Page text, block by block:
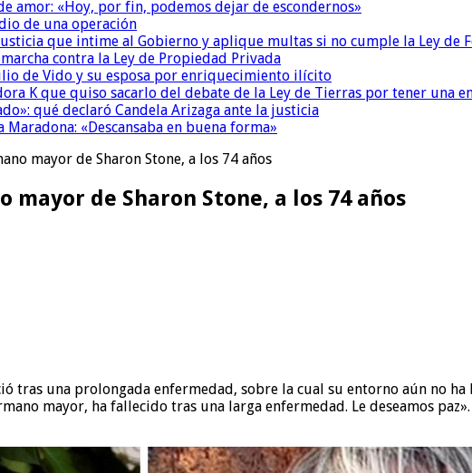
amor: «Hoy, por fin, podemos dejar de escondernos»
de una operación
que intime al Gobierno y aplique multas si no cumple la Ley de
contra la Ley de Propiedad Privada
de Vido y su esposa por enriquecimiento ilícito
K que quiso sacarlo del debate de la Ley de Tierras por tener una
qué declaró Candela Arizaga ante la justicia
«Descansaba en buena forma»
mayor de Sharon Stone, a los 74 años
de Sharon Stone, a los 74 años
tras una prolongada enfermedad, sobre la cual su entorno aún no
mayor, ha fallecido tras una larga enfermedad. Le deseamos